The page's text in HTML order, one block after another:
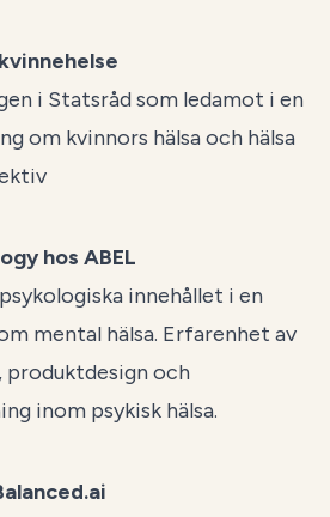
i Statsråd som ledamot i en
om kvinnors hälsa och hälsa
hos ABEL
innehållet i en
mental hälsa. Erfarenhet av
och
inom psykisk hälsa.